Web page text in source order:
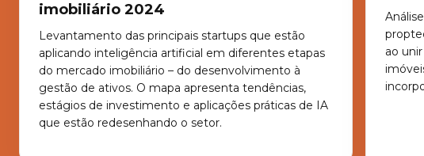
imobiliário 2024
Levantamento das principais startups que estão
aplicando inteligência artificial em diferentes etapas
do mercado imobiliário – do desenvolvimento à
gestão de ativos. O mapa apresenta tendências,
estágios de investimento e aplicações práticas de IA
que estão redesenhando o setor.
ao